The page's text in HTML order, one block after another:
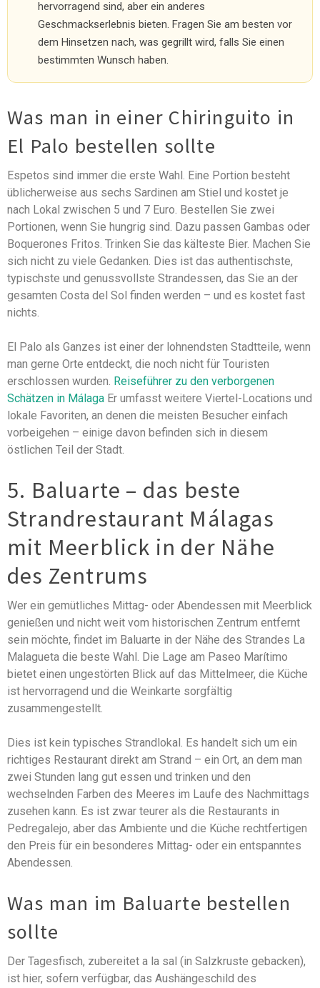
hervorragend sind, aber ein anderes
Geschmackserlebnis bieten. Fragen Sie am besten vor
dem Hinsetzen nach, was gegrillt wird, falls Sie einen
bestimmten Wunsch haben.
Was man in einer Chiringuito in
El Palo bestellen sollte
Espetos sind immer die erste Wahl. Eine Portion besteht
üblicherweise aus sechs Sardinen am Stiel und kostet je
nach Lokal zwischen 5 und 7 Euro. Bestellen Sie zwei
Portionen, wenn Sie hungrig sind. Dazu passen Gambas oder
Boquerones Fritos. Trinken Sie das kälteste Bier. Machen Sie
sich nicht zu viele Gedanken. Dies ist das authentischste,
typischste und genussvollste Strandessen, das Sie an der
gesamten Costa del Sol finden werden – und es kostet fast
nichts.
El Palo als Ganzes ist einer der lohnendsten Stadtteile, wenn
man gerne Orte entdeckt, die noch nicht für Touristen
erschlossen wurden. Reiseführer zu den verborgenen
Schätzen in Málaga Er umfasst weitere Viertel-Locations und
lokale Favoriten, an denen die meisten Besucher einfach
vorbeigehen – einige davon befinden sich in diesem
östlichen Teil der Stadt.
5. Baluarte – das beste
Strandrestaurant Málagas
mit Meerblick in der Nähe
des Zentrums
Wer ein gemütliches Mittag- oder Abendessen mit Meerblick
genießen und nicht weit vom historischen Zentrum entfernt
sein möchte, findet im Baluarte in der Nähe des Strandes La
Malagueta die beste Wahl. Die Lage am Paseo Marítimo
bietet einen ungestörten Blick auf das Mittelmeer, die Küche
ist hervorragend und die Weinkarte sorgfältig
zusammengestellt.
Dies ist kein typisches Strandlokal. Es handelt sich um ein
richtiges Restaurant direkt am Strand – ein Ort, an dem man
zwei Stunden lang gut essen und trinken und den
wechselnden Farben des Meeres im Laufe des Nachmittags
zusehen kann. Es ist zwar teurer als die Restaurants in
Pedregalejo, aber das Ambiente und die Küche rechtfertigen
den Preis für ein besonderes Mittag- oder ein entspanntes
Abendessen.
Was man im Baluarte bestellen
sollte
Der Tagesfisch, zubereitet a la sal (in Salzkruste gebacken),
ist hier, sofern verfügbar, das Aushängeschild des